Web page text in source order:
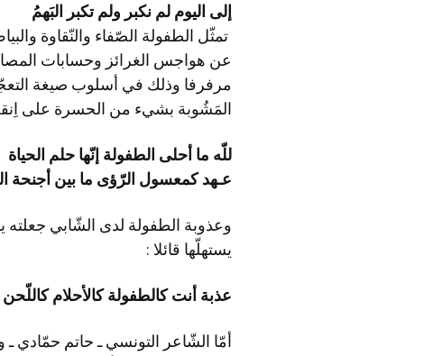
إلى اليوم لم نكبر ولم تكبر البَهمُ
المَشُوبة بشيء من الحسرة على
للّه ما أحلى الطفولة إنّها حلم الحياة
عـهد كمعسول الرّؤى ما بين أجنحة
يستهلّها قائلا :
عذبة أنت كالطفولة كالأحلام كاللّحن